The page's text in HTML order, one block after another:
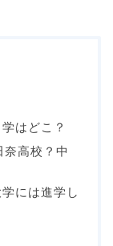
はどこ？
高校？中
には進学し